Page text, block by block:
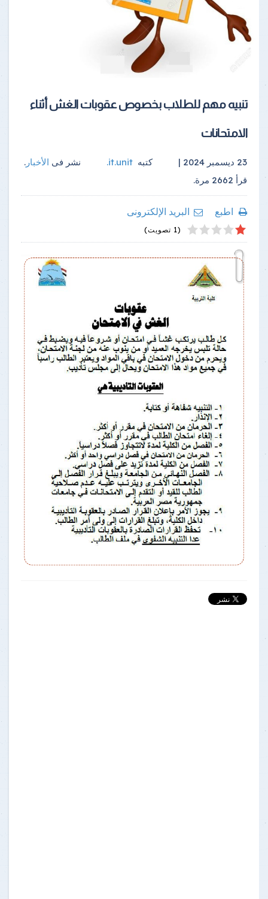
تنبيه مهم للطلاب بخصوص عقوبات الغش أثناء
الامتحانات
23 ديسمبر 2024 | كتبه it.unit
. نشر فى الأخبار .
قرأ 2662 مرة.
اطبع
البريد الإلكترونى
1
2
3
4
5 (1 تصويت)